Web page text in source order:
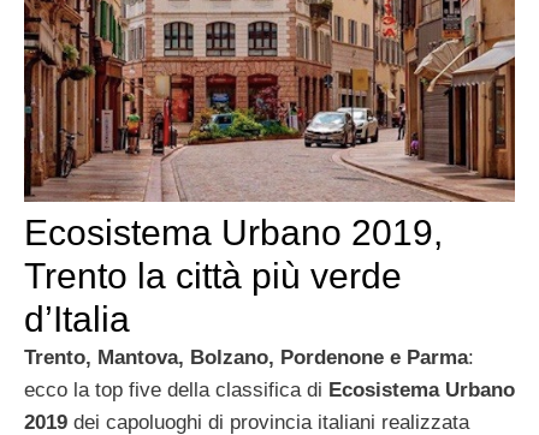
Ecosistema Urbano 2019,
Trento la città più verde
d’Italia
Trento, Mantova, Bolzano, Pordenone e Parma:
ecco la top five della classifica di Ecosistema Urbano
2019 dei capoluoghi di provincia italiani realizzata